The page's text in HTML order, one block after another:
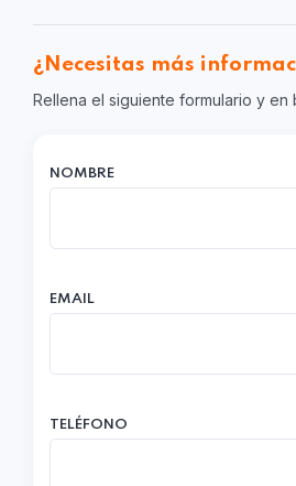
¿Necesitas más
Rellena el siguiente formulario y en
NOMBRE
EMAIL
TELÉFONO